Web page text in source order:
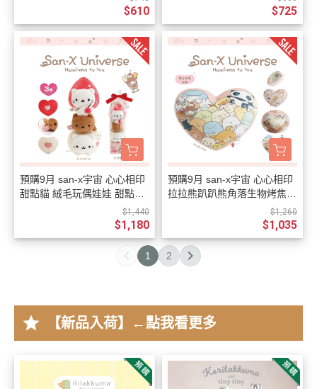
$610 $725
預購9月 san-x宇宙 心心相印
甜點貓 絨毛玩偶娃娃 甜點塔
$1,440
$1,180
預購9月 san-x宇宙 心心相印
拉拉熊趴趴熊角落生物烤焦麵
包 愛心絨毛抱枕 超好摸$1,260
$1,035
1 2
star 【新品入荷】←點我看更多